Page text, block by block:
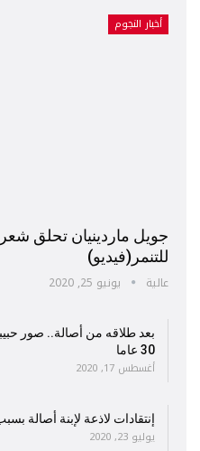
أخبار النجوم
جويل ماردينيان تحلق شعر
للتنمر(فيديو)
عالية يونيو 25, 2020
بعد طلاقه من أصالة.. صور
30 عاما
أغسطس 17, 2020
إنتقادات لاذعة لإبنة أصالة
يوليو 23, 2020